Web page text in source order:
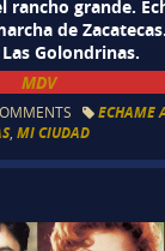
rancho grande.
de
Golondrinas.
MDV
ECHAME
,MI CIUDAD